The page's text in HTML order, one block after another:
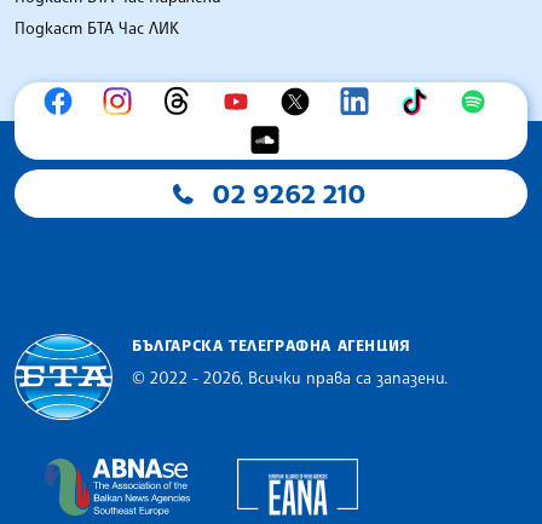
Подкаст БТА Час ЛИК
02 9262 210
БЪЛГАРСКА ТЕЛЕГРАФНА АГЕНЦИЯ
© 2022 - 2026, Всички права са запазени.
The Assocoation of the Balkan News Agencies